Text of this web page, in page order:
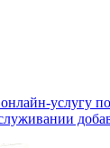
услугу